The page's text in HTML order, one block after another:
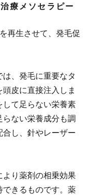
療メソセラピー
再生させて、発毛促
、発毛に重要なタ
皮に直接注入 しま
て足らない栄養素
ない栄養成分も調
し、針やレーザー
より薬剤の相乗効果
きるものです。薬